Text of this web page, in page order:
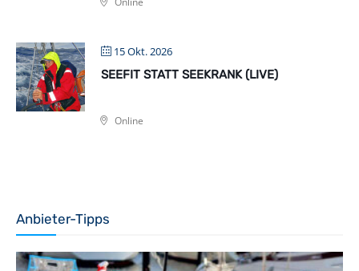
15 Okt. 2026
SEEFIT STATT SEEKRANK (LIVE)
Online
Anbieter-Tipps